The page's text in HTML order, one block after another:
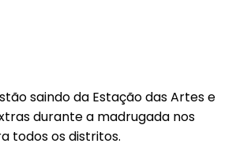
saindo da Estação das Artes e
durante a madrugada nos
todos os distritos.